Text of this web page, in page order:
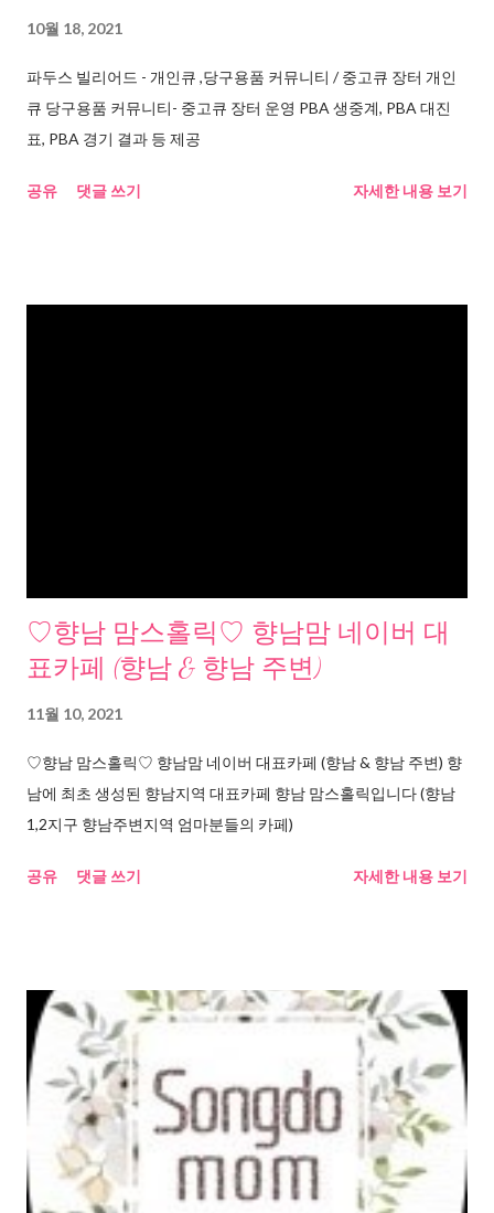
10월 18, 2021
파두스 빌리어드 - 개인큐 ,당구용품 커뮤니티 / 중고큐 장터 개인
큐 당구용품 커뮤니티- 중고큐 장터 운영 PBA 생중계, PBA 대진
표, PBA 경기 결과 등 제공
공유 댓글 쓰기 자세한 내용 보기
♡향남 맘스홀릭♡ 향남맘 네이버 대
표카페 (향남 & 향남 주변)
11월 10, 2021
♡향남 맘스홀릭♡ 향남맘 네이버 대표카페 (향남 & 향남 주변) 향
남에 최초 생성된 향남지역 대표카페 향남 맘스홀릭입니다 (향남
1,2지구 향남주변지역 엄마분들의 카페)
공유 댓글 쓰기 자세한 내용 보기